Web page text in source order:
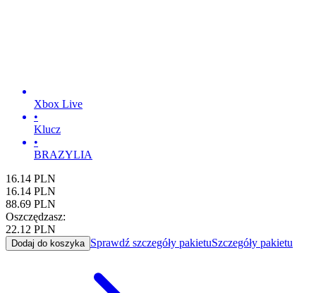
Xbox Live
•
Klucz
•
BRAZYLIA
16.14 PLN
16.14 PLN
88.69 PLN
Oszczędzasz:
22.12 PLN
Dodaj do koszyka Sprawdź szczegóły pakietuSzczegóły pakietu